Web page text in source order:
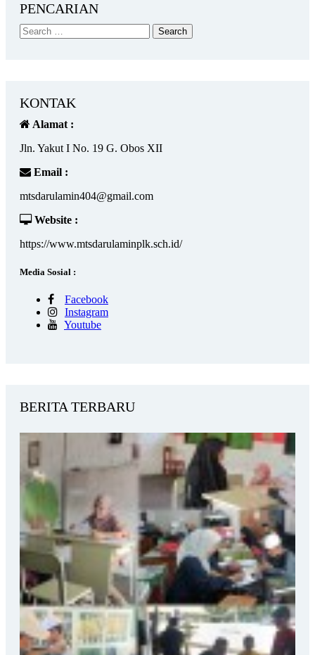
PENCARIAN
KONTAK
Alamat :
Jln. Yakut I No. 19 G. Obos XII
Email :
mtsdarulamin404@gmail.com
Website :
https://www.mtsdarulaminplk.sch.id/
Media Sosial :
Facebook
Instagram
Youtube
BERITA TERBARU